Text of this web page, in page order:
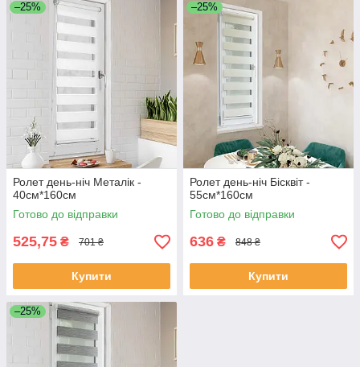
–25%
Ролет день-ніч Металік -
40см*160см
Готово до відправки
525,75 ₴ 701 ₴
Купити
–25%
Ролет день-ніч Бісквіт -
55см*160см
Готово до відправки
636 ₴ 848 ₴
Купити
–25%